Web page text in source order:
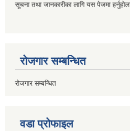
सूचना तथा जानकारीका लागि यस पेजमा
रोजगार सम्बन्धित
रोजगार सम्बन्धित
वडा प्रोफाइल